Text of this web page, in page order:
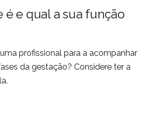
é e qual a sua função
profissional para a acompanhar
da gestação? Considere ter a